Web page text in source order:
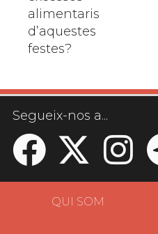
alimentaris
d’aquestes
festes?
Segueix-nos a...
QUI SOM